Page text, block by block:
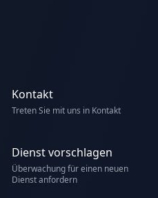
Kontakt
Treten Sie mit uns in Kontakt
Dienst vorschlagen
Überwachung für einen neuen
Dienst anfordern